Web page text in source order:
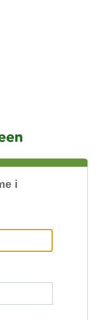
i